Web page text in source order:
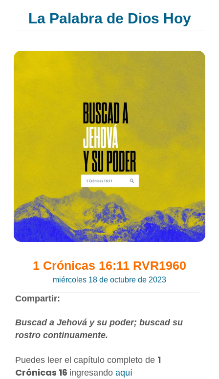
La Palabra de Dios Hoy
1 Crónicas 16:11 RVR1960
miércoles 18 de octubre de 2023
Compartir:
Buscad a Jehová y su poder; buscad su
rostro continuamente.
Puedes leer el capítulo completo de 1
Crónicas 16 ingresandoaquí